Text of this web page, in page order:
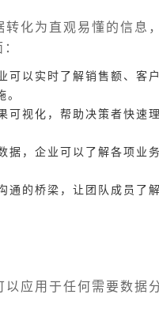
化为直观易懂的信息
可以实时了解销售额、客
可视化，帮助决策者快速
据，企业可以了解各项业
通的桥梁，让团队成员了
应用于任何需要数据